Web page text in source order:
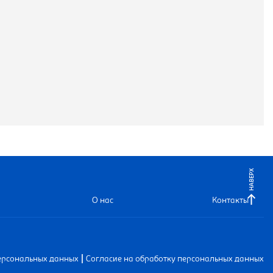
НАВЕРХ
О нас Контакты
данных Согласие на обработку персональных данных